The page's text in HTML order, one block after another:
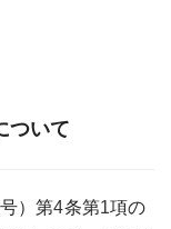
ついて
号）第4条第1項の